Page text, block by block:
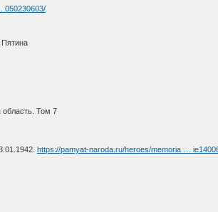
050230603/
область. Том 7
https://pamyat-naroda.ru/heroes/memoria …